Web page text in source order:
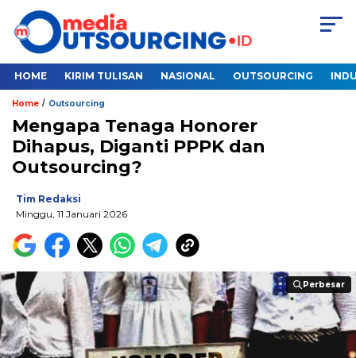
HOME KIRIM TULISAN NASIONAL OUTSOURCING
Home / Outsourcing
Mengapa Tenaga Honorer
Dihapus, Diganti PPPK dan
Outsourcing?
Tim Redaksi
Minggu, 11 Januari 2026
Perbesar
Perbesar